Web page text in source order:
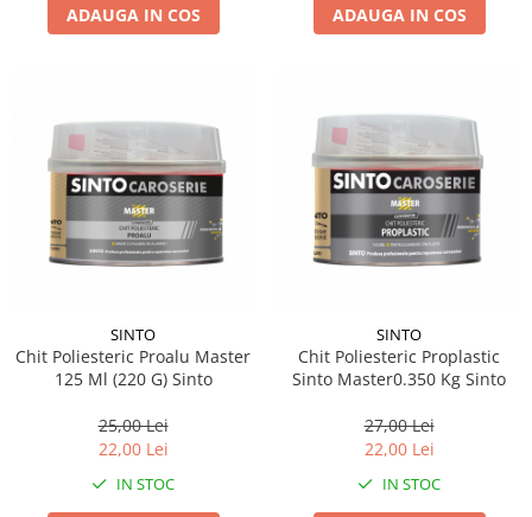
ADAUGA IN COS ADAUGA IN COS
SINTO
Chit Poliesteric Proalu Master
125 Ml (220 G) Sinto
25,00 Lei
22,00 Lei
IN STOC
SINTO
Chit Poliesteric Proplastic
Sinto Master0.350 Kg Sinto
27,00 Lei
22,00 Lei
IN STOC